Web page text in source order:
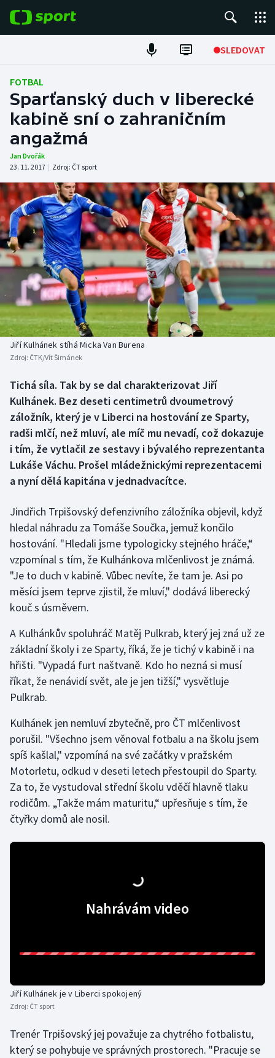
SLEDOVAT
Fotbal
Hokej
Tenis
Atletika
Cyklistika
DALŠÍ SPORTY
Americký fotbal
Baseball a softbal
Basketbal
Biatlon
Box
Curling
Dostihy
Florbal
Golf
Gymnastika
Házená
Jezdectví
Judo
Krasobruslení
Lezení
Lyže a snowboard
Moderní pětiboj
Motorsport
Olympijské hry
Rychlobruslení
Short track
NEPŘEHLÉDNĚTE
Soutěže
Historické návraty
Aplikace ČT sport
FOTBAL
Sparťanský duch v liberecké
kabině sní o zahraničním
angažmá
Jan Dvořák
23. 11. 2017 | Zdroj: ČT sport
Jiří Kulhánek stíhá Micka Van Burena
Zdroj: ČTK/Vít Šimánek
Tichá síla. Tak by se dal charakterizovat Jiří
Kulhánek. Bez deseti centimetrů dvoumetrový
záložník, který je v Liberci na hostování ze Sparty,
radši mlčí, než mluví, ale míč mu nevadí, což dokazuje
i tím, že vytlačil ze sestavy i bývalého reprezentanta
Lukáše Váchu. Prošel mládežnickými reprezentacemi
a nyní dělá kapitána v jednadvacítce.
Jindřich Trpišovský defenzivního záložníka objevil, když
hledal náhradu za Tomáše Součka, jemuž končilo
hostování. "Hledali jsme typologicky stejného hráče,“
vzpomínal s tím, že Kulhánkova mlčenlivost je známá.
"Je to duch v kabině. Vůbec nevíte, že tam je. Asi po
měsíci jsem teprve zjistil, že mluví," dodává liberecký
kouč s úsměvem.
A Kulhánkův spoluhráč Matěj Pulkrab, který jej zná už ze
základní školy i ze Sparty, říká, že je tichý v kabině i na
hřišti. "Vypadá furt naštvaně. Kdo ho nezná si musí
říkat, že nenávidí svět, ale je jen tižší," vysvětluje
Pulkrab.
Kulhánek jen nemluví zbytečně, pro ČT mlčenlivost
porušil. "Všechno jsem věnoval fotbalu a na školu jsem
spíš kašlal," vzpomíná na své začátky v pražském
Motorletu, odkud v deseti letech přestoupil do Sparty.
Za to, že vystudoval střední školu vděčí hlavně tlaku
rodičům. „Takže mám maturitu,“ upřesňuje s tím, že
čtyřky domů ale nosil.
Nahrávám video
Jiří Kulhánek je v Liberci spokojený
Zdroj: ČT sport
Trenér Trpišovský jej považuje za chytrého fotbalistu,
který se pohybuje ve správných prostorech. "Pracuje se